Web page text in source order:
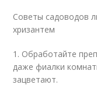
Советы садоводов
хризантем
1. Обработайте
даже фиалки
зацветают.